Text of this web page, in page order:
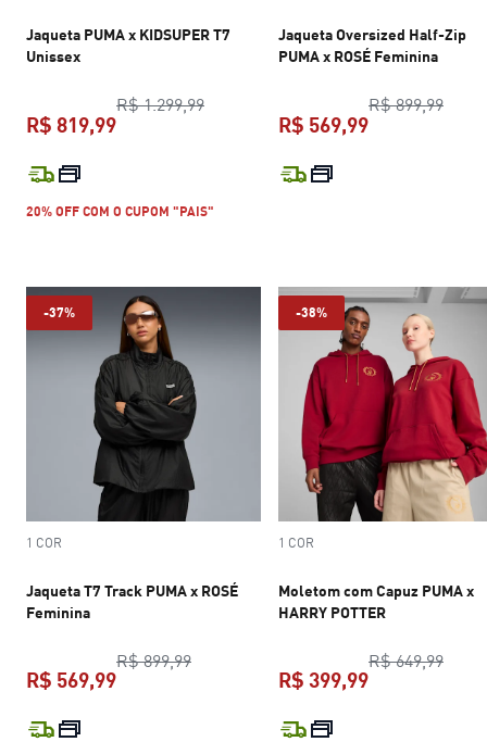
Jaqueta PUMA x KIDSUPER T7
Unissex
R$ 1.299,99preço original R$ 1.299,99
R$ 819,99
preço atual R$ 819,99
20% OFF COM O CUPOM "PAIS"
Jaqueta Oversized Half-Zip
PUMA x ROSÉ Feminina
R$ 899,99
R$ 569,99
-37%
1 COR
Jaqueta T7 Track PUMA x ROSÉ
Feminina
R$ 899,99preço original R$ 899,99
R$ 569,99
preço atual R$ 569,99
-38%
1 COR
Moletom com Capuz PUMA x
HARRY POTTER
R$ 649,99
R$ 399,99